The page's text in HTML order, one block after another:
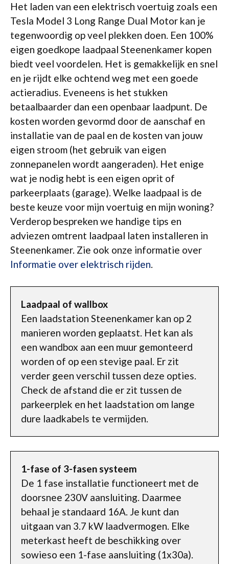
Het laden van een elektrisch voertuig zoals een
Tesla Model 3 Long Range Dual Motor kan je
tegenwoordig op veel plekken doen. Een 100%
eigen goedkope laadpaal Steenenkamer kopen
biedt veel voordelen. Het is gemakkelijk en snel
en je rijdt elke ochtend weg met een goede
actieradius. Eveneens is het stukken
betaalbaarder dan een openbaar laadpunt. De
kosten worden gevormd door de aanschaf en
installatie van de paal en de kosten van jouw
eigen stroom (het gebruik van eigen
zonnepanelen wordt aangeraden). Het enige
wat je nodig hebt is een eigen oprit of
parkeerplaats (garage). Welke laadpaal is de
beste keuze voor mijn voertuig en mijn woning?
Verderop bespreken we handige tips en
adviezen omtrent laadpaal laten installeren in
Steenenkamer. Zie ook onze informatie over
Informatie over elektrisch rijden.
Laadpaal of wallbox
Een laadstation Steenenkamer kan op 2
manieren worden geplaatst. Het kan als
een wandbox aan een muur gemonteerd
worden of op een stevige paal. Er zit
verder geen verschil tussen deze opties.
Check de afstand die er zit tussen de
parkeerplek en het laadstation om lange
dure laadkabels te vermijden.
1-fase of 3-fasen systeem
De 1 fase installatie functioneert met de
doorsnee 230V aansluiting. Daarmee
behaal je standaard 16A. Je kunt dan
uitgaan van 3.7 kW laadvermogen. Elke
meterkast heeft de beschikking over
sowieso een 1-fase aansluiting (1x30a).